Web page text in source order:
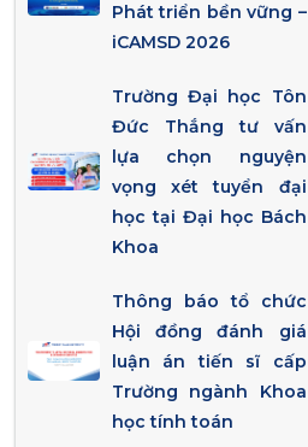
Phát triển bền vững –
iCAMSD 2026
Trường Đại học Tôn
Đức Thắng tư vấn
lựa chọn nguyện
vọng xét tuyển đại
học tại Đại học Bách
Khoa
Thông báo tổ chức
Hội đồng đánh giá
luận án tiến sĩ cấp
Trường ngành Khoa
học tính toán